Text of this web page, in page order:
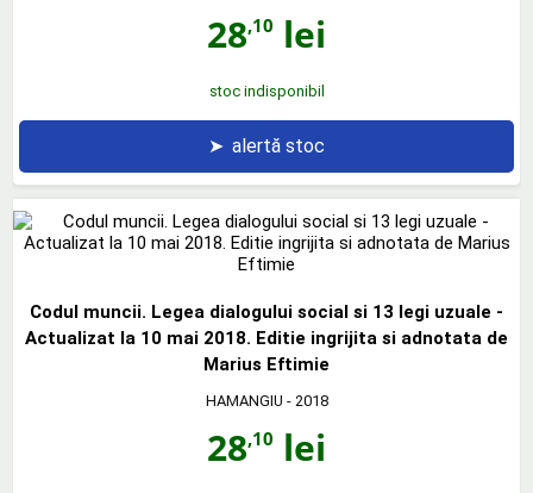
28,10 lei
stoc indisponibil
➤ alertă stoc
Codul muncii. Legea dialogului social si 13 legi uzuale -
Actualizat la 10 mai 2018. Editie ingrijita si adnotata de
Marius Eftimie
HAMANGIU - 2018
28,10 lei